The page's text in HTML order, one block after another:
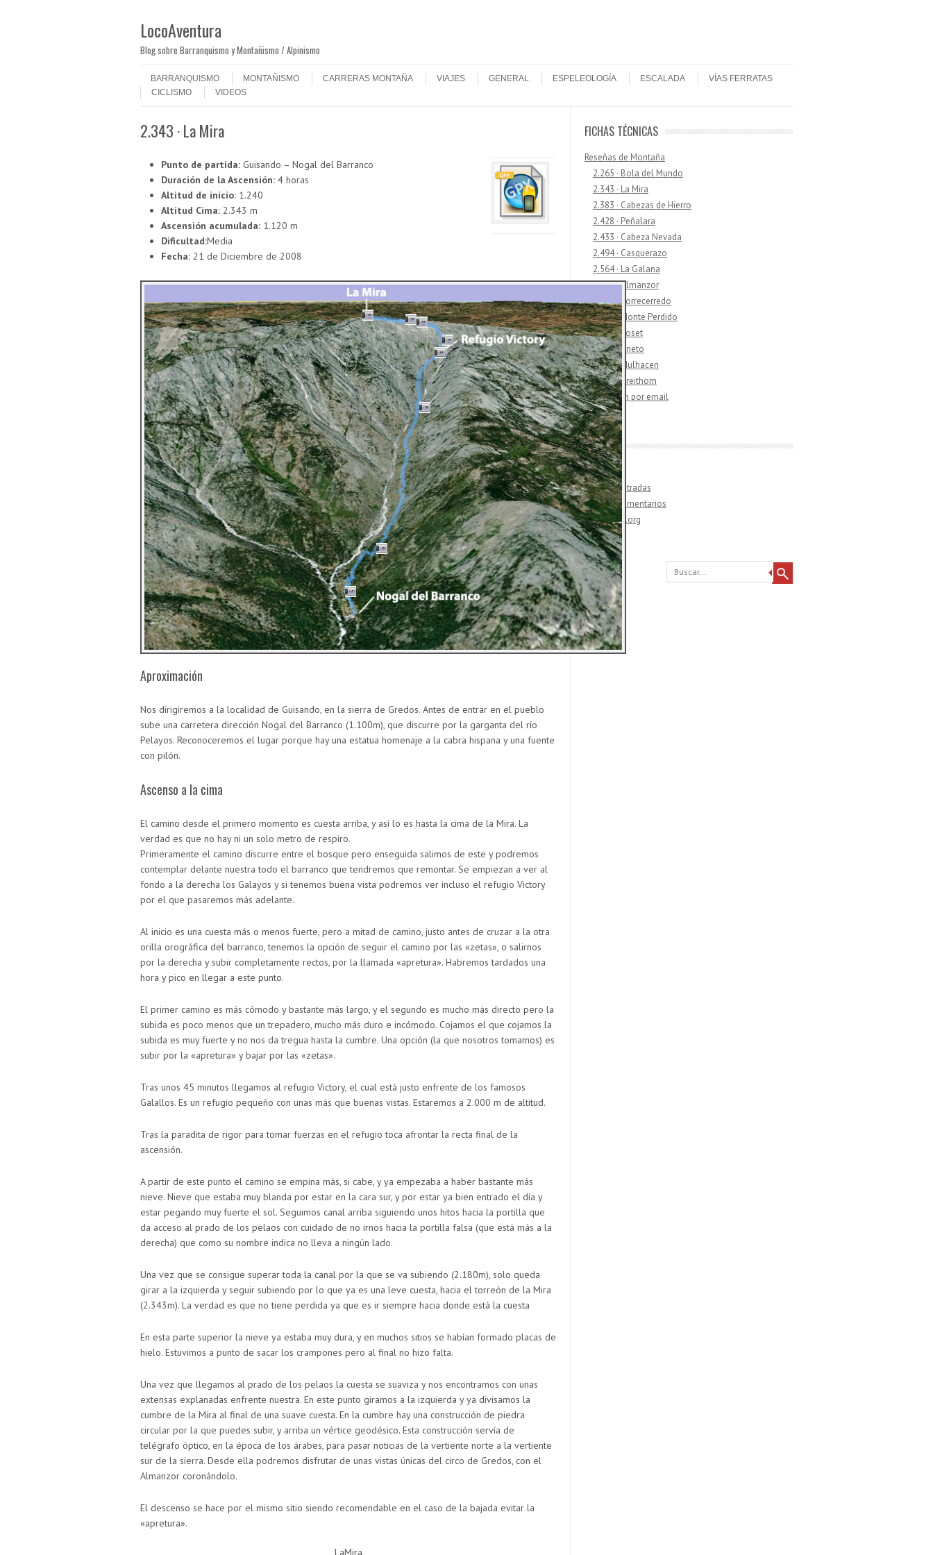
LocoAventura
Blog sobre Barranquismo y Montañismo / Alpinismo
Menú
BARRANQUISMO
MONTAÑISMO CARRERAS MONTAÑA VIAJES GENERAL ESPELEOLOGÍA ESCALADA
VÍAS FERRATAS
CICLISMO
VIDEOS
2.343 · La Mira
Punto de partida: Guisando – Nogal del Barranco
Duración de la Ascensión: 4 horas
Altitud de inicio: 1.240
Altitud Cima: 2.343 m
Ascensión acumulada: 1.120 m
Dificultad:Media
Fecha: 21 de Diciembre de 2008
Aproximación
Nos dirigiremos a la localidad de Guisando, en la sierra de Gredos. Antes de entrar en el pueblo
sube una carretera dirección Nogal del Barranco (1.100m), que discurre por la garganta del río
Pelayos. Reconoceremos el lugar porque hay una estatua homenaje a la cabra hispana y una fuente
con pilón.
Ascenso a la cima
El camino desde el primero momento es cuesta arriba, y así lo es hasta la cima de la Mira. La
verdad es que no hay ni un solo metro de respiro.
Primeramente el camino discurre entre el bosque pero enseguida salimos de este y podremos
contemplar delante nuestra todo el barranco que tendremos que remontar. Se empiezan a ver al
fondo a la derecha los Galayos y si tenemos buena vista podremos ver incluso el refugio Victory
por el que pasaremos más adelante.
Al inicio es una cuesta más o menos fuerte, pero a mitad de camino, justo antes de cruzar a la otra
orilla orográfica del barranco, tenemos la opción de seguir el camino por las «zetas», o salirnos
por la derecha y subir completamente rectos, por la llamada «apretura». Habremos tardados una
hora y pico en llegar a este punto.
El primer camino es más cómodo y bastante más largo, y el segundo es mucho más directo pero la
subida es poco menos que un trepadero, mucho más duro e incómodo. Cojamos el que cojamos la
subida es muy fuerte y no nos da tregua hasta la cumbre. Una opción (la que nosotros tomamos) es
subir por la «apretura» y bajar por las «zetas».
Tras unos 45 minutos llegamos al refugio Victory, el cual está justo enfrente de los famosos
Galallos. Es un refugio pequeño con unas más que buenas vistas. Estaremos a 2.000 m de altitud.
Tras la paradita de rigor para tomar fuerzas en el refugio toca afrontar la recta final de la
ascensión.
A partir de este punto el camino se empina más, si cabe, y ya empezaba a haber bastante más
nieve. Nieve que estaba muy blanda por estar en la cara sur, y por estar ya bien entrado el día y
estar pegando muy fuerte el sol. Seguimos canal arriba siguiendo unos hitos hacia la portilla que
da acceso al prado de los pelaos con cuidado de no irnos hacia la portilla falsa (que está más a la
derecha) que como su nombre indica no lleva a ningún lado.
Una vez que se consigue superar toda la canal por la que se va subiendo (2.180m), solo queda
girar a la izquierda y seguir subiendo por lo que ya es una leve cuesta, hacia el torreón de la Mira
(2.343m). La verdad es que no tiene perdida ya que es ir siempre hacia donde está la cuesta
En esta parte superior la nieve ya estaba muy dura, y en muchos sitios se habían formado placas de
hielo. Estuvimos a punto de sacar los crampones pero al final no hizo falta.
Una vez que llegamos al prado de los pelaos la cuesta se suaviza y nos encontramos con unas
extensas explanadas enfrente nuestra. En este punto giramos a la izquierda y ya divisamos la
cumbre de la Mira al final de una suave cuesta. En la cumbre hay una construcción de piedra
circular por la que puedes subir, y arriba un vértice geodésico. Esta construcción servía de
telégrafo óptico, en la época de los árabes, para pasar noticias de la vertiente norte a la vertiente
sur de la sierra. Desde ella podremos disfrutar de unas vistas únicas del circo de Gredos, con el
Almanzor coronándolo.
El descenso se hace por el mismo sitio siendo recomendable en el caso de la bajada evitar la
«apretura».
LaMira
FICHAS TÉCNICAS
Reseñas de Montaña
2.265 · Bola del Mundo
2.343 · La Mira
2.383 · Cabezas de Hierro
2.428 · Peñalara
2.433 · Cabeza Nevada
2.494 · Casquerazo
2.564 · La Galana
2.592 · Almanzor
2.648 · Torrecerredo
3.355 · Monte Perdido
3.375 · Poset
3.404 · Aneto
3.482 · Mulhacen
4.164 · Breithorn
Suscripción por email
META
Acceder
Feed de entradas
Feed de comentarios
WordPress.org
Buscar